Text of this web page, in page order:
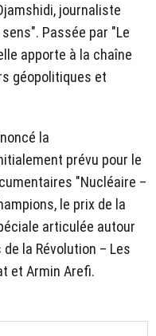
journaliste
Passée par "Le
apporte à la chaîne
géopolitiques et
la
prévu pour le
"Nucléaire –
le prix de la
articulée autour
la Révolution – Les
et Armin Arefi.